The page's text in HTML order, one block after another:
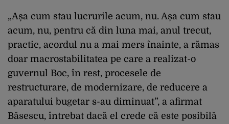
„Așa cum stau lucrurile acum, nu. Așa cum stau
acum, nu, pentru că din luna mai, anul trecut,
practic, acordul nu a mai mers înainte, a rămas
doar macrostabilitatea pe care a realizat-o
guvernul Boc, în rest, procesele de
restructurare, de modernizare, de reducere a
aparatului bugetar s-au diminuat”, a afirmat
Băsescu, întrebat dacă el crede că este posibilă